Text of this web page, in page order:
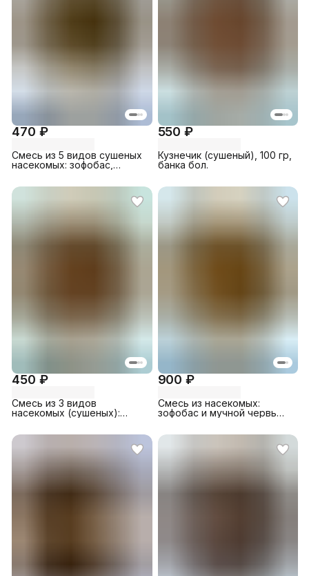
470 ₽
Смесь из 5 видов сушеных
насекомых: зофобас,
сверчок, кузнечик, 100 гр,
банка мал.
550 ₽
Кузнечик (сушеный), 100 гр,
банка бол.
450 ₽
Смесь из 3 видов
насекомых (сушеных):
червь, 80 гр, банка мал.
900 ₽
Смесь из насекомых:
зофобас и мучной червь
бол.